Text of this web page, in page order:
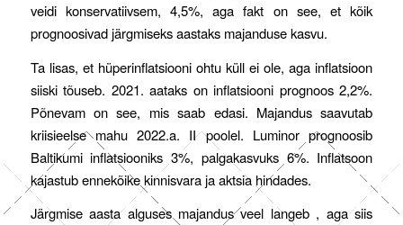
veidi konservatiivsem, 4,5%, aga fakt on see, et kõik
prognoosivad järgmiseks aastaks majanduse kasvu.
Ta lisas, et hüperinflatsiooni ohtu küll ei ole, aga inflatsioon
siiski tõuseb. 2021. aataks on inflatsiooni prognoos 2,2%.
Põnevam on see, mis saab edasi. Majandus saavutab
kriisieelse mahu 2022.a. II poolel. Luminor prognoosib
Baltikumi inflatsiooniks 3%, palgakasvuks 6%. Inflatsoon
kajastub ennekõike kinnisvara ja aktsia hindades.
Järgmise aasta alguses majandus veel langeb , aga siis